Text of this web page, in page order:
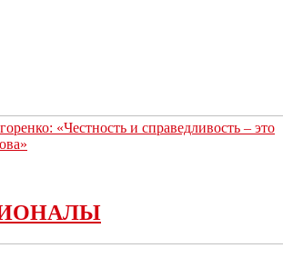
«Честность и справедливость – это